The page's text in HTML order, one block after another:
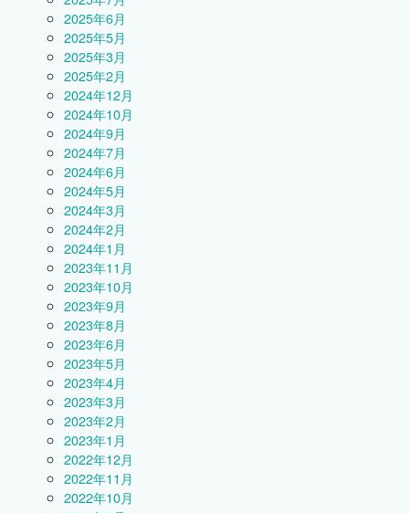
2025年6月
2025年5月
2025年3月
2025年2月
2024年12月
2024年10月
2024年9月
2024年7月
2024年6月
2024年5月
2024年3月
2024年2月
2024年1月
2023年11月
2023年10月
2023年9月
2023年8月
2023年6月
2023年5月
2023年4月
2023年3月
2023年2月
2023年1月
2022年12月
2022年11月
2022年10月